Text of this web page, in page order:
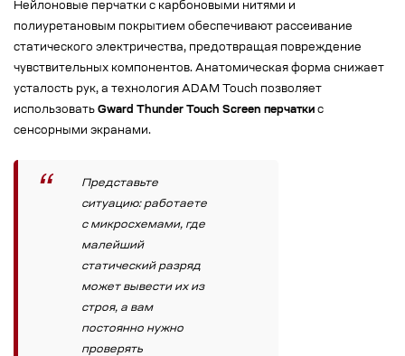
Нейлоновые перчатки с карбоновыми нитями и
полиуретановым покрытием обеспечивают рассеивание
статического электричества, предотвращая повреждение
чувствительных компонентов. Анатомическая форма снижает
усталость рук, а технология ADAM Touch позволяет
использовать Gward Thunder Touch Screen перчатки с
сенсорными экранами.
Представьте
ситуацию: работаете
с микросхемами, где
малейший
статический разряд
может вывести их из
строя, а вам
постоянно нужно
проверять